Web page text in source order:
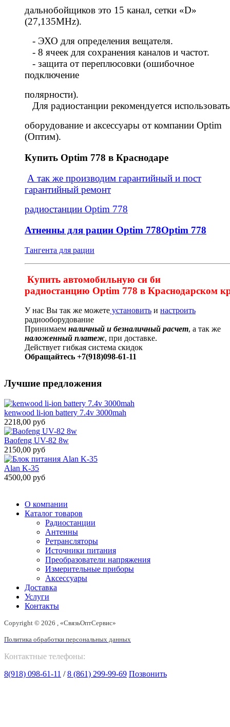
дальнобойщиков это 15 канал, сетки «D»
(27,135MHz).
- ЭХО для определения вещателя.
- 8 ячеек для сохранения каналов и частот.
- защита от переплюсовки (ошибочное
подключение
полярности).
Для радиостанции рекомендуется использовать
оборудование и аксессуары от компании Optim
(Оптим).
Купить Optim 778 в Краснодаре
А так же производим гарантийный и пост
гарантийный ремонт
радиостанции Optim 778
Атненны для рации Optim 778Optim 778
Тангента для рации
Купить автомобильную си би
радиостанцию Optim 778 в Краснодарском
У нас Вы так же можете установить и настроить
радиооборудование
Принимаем наличный и безналичный расчет, а так же
наложенный платеж, при доставке.
Действует гибкая система скидок
Обращайтесь +7(918)098-61-11
Лучшие предложения
kenwood li-ion battery 7.4v 3000mah
2218,00 руб
Baofeng UV-82 8w
2150,00 руб
Alan K-35
4500,00 руб
О компании
Каталог товаров
Радиостанции
Антенны
Ретрансляторы
Источники питания
Преобразователи напряжения
Измерительные приборы
Аксессуары
Доставка
Услуги
Контакты
Copyright © 2026 , «СвязьОптСервис»
Политика обработки персональных данных
Контактные телефоны:
8(918) 098-61-11 /8 (861) 299-99-69 Позвонить